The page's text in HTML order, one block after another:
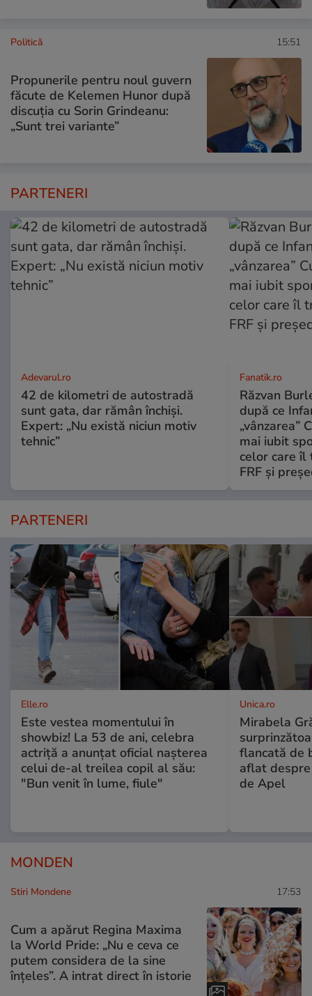
Politică 15:51
Propunerile pentru noul guvern
făcute de Kelemen Hunor după
discuția cu Sorin Grindeanu:
„Sunt trei variante”
PARTENERI
Adevarul.ro
42 de kilometri de autostradă
sunt gata, dar rămân închiși.
Expert: „Nu există niciun motiv
tehnic”
Fanatik.ro
Răzvan
după ce
„vânzarea”
mai iubit
celor care îl
FRF şi
PARTENERI
Elle.ro
Este vestea momentului în
showbiz! La 53 de ani, celebra
actriță a anunțat oficial nașterea
celui de-al treilea copil al său:
"Bun venit în lume, fiule"
Unica.ro
Mirabela
flancată de
aflat
de Apel
MONDEN
Stiri Mondene 17:53
Cum a apărut Regina Maxima
la World Pride: „Nu e ceva ce
putem considera de la sine
înțeles”. A intrat direct în istorie